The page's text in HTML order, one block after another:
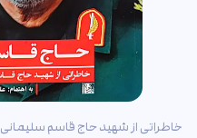
خاطراتی از شهید حاج قاسم سلیمانی